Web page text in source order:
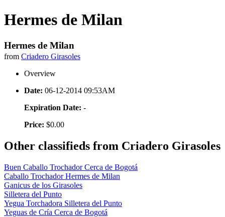
Hermes de Milan
Hermes de Milan
from Criadero Girasoles
Overview
Date: 06-12-2014 09:53AM
Expiration Date: -
Price: $0.00
Other classifieds from Criadero Girasoles
Buen Caballo Trochador Cerca de Bogotá
Caballo Trochador Hermes de Milan
Ganicus de los Girasoles
Silletera del Punto
Yegua Torchadora Silletera del Punto
Yeguas de Cría Cerca de Bogotá